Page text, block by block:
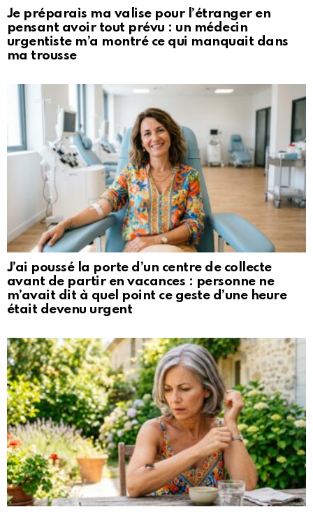
Je préparais ma valise pour l’étranger en
pensant avoir tout prévu : un médecin
urgentiste m’a montré ce qui manquait dans
ma trousse
J’ai poussé la porte d’un centre de collecte
avant de partir en vacances : personne ne
m’avait dit à quel point ce geste d’une heure
était devenu urgent